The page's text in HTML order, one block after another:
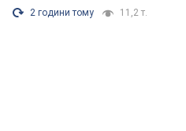
2 години тому 11,2 т.